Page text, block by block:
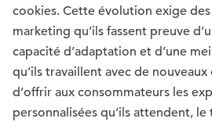
cookies. Cette évolution exige
marketing qu’ils fassent preuve
capacité d’adaptation et d’une
qu’ils travaillent avec de
d’offrir aux consommateurs les
personnalisées qu’ils attendent,